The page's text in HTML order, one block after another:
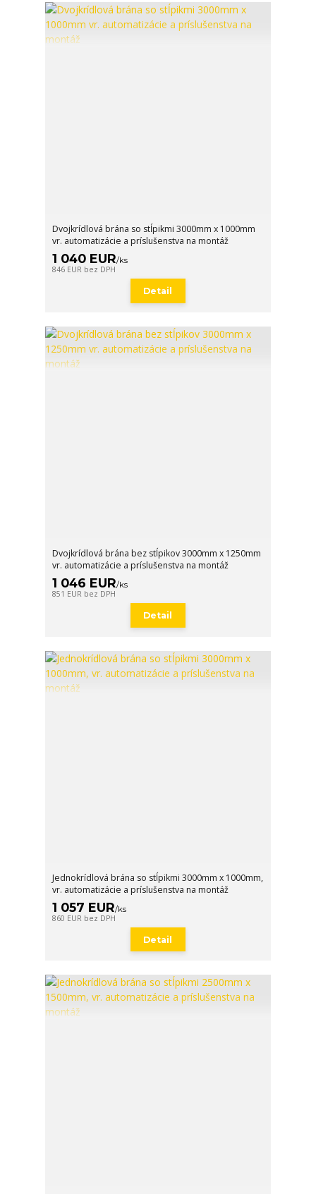
Dvojkrídlová brána so stĺpikmi 3000mm x 1000mm
vr. automatizácie a príslušenstva na montáž
1 040 EUR/ks
846 EUR bez DPH
Detail
Dvojkrídlová brána bez stĺpikov 3000mm x 1250mm
vr. automatizácie a príslušenstva na montáž
1 046 EUR/ks
851 EUR bez DPH
Detail
Jednokrídlová brána so stĺpikmi 3000mm x 1000mm,
vr. automatizácie a príslušenstva na montáž
1 057 EUR/ks
860 EUR bez DPH
Detail